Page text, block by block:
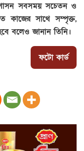
সবসময় সচেতন ও
কাজের সাথে সম্পৃক্ত,
বলেও জানান তিনি।
ফটো কার্ড